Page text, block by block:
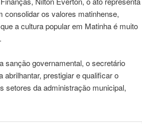
consolidar os valores matinhense,
a cultura popular em Matinha é muito
sanção governamental, o secretário
prestigiar e qualificar o
setores da administração municipal,